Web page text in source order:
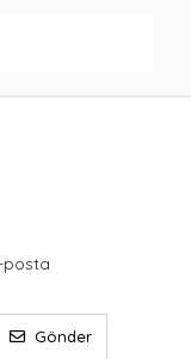
posta
Gönder